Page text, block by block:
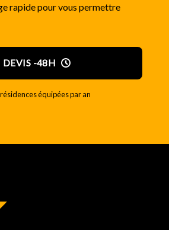
rapide pour vous permettre
DEVIS -48H
équipées par an